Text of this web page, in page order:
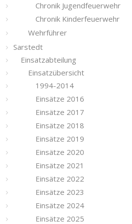
Chronik Jugendfeuerwehr
Chronik Kinderfeuerwehr
Wehrführer
Sarstedt
Einsatzabteilung
Einsatzübersicht
1994-2014
Einsätze 2016
Einsätze 2017
Einsätze 2018
Einsätze 2019
Einsätze 2020
Einsätze 2021
Einsätze 2022
Einsätze 2023
Einsätze 2024
Einsätze 2025